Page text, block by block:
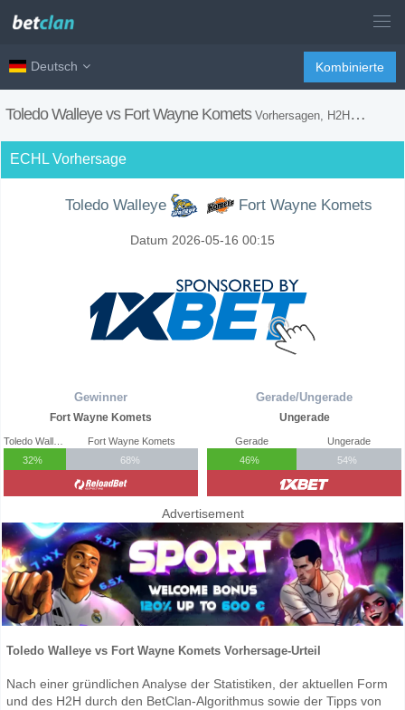
Deutsch Kombinierte
Toledo Walleye vs Fort Wayne Komets Vorhersagen, H2H, Wetten Tipps und Spiel Vorschau
ECHL Vorhersage
Toledo Walleye Fort Wayne Komets
Datum 2026-05-16 00:15
Gewinner
Fort Wayne Komets
32%
Fort Wayne Komets
68%
Gerade/Ungerade
Ungerade
Gerade
46%
Ungerade
54%
Advertisement
Toledo Walleye vs Fort Wayne Komets Vorhersage-Urteil
Nach einer gründlichen Analyse der Statistiken, der aktuellen Form
und des H2H durch den BetClan-Algorithmus sowie der Tipps von